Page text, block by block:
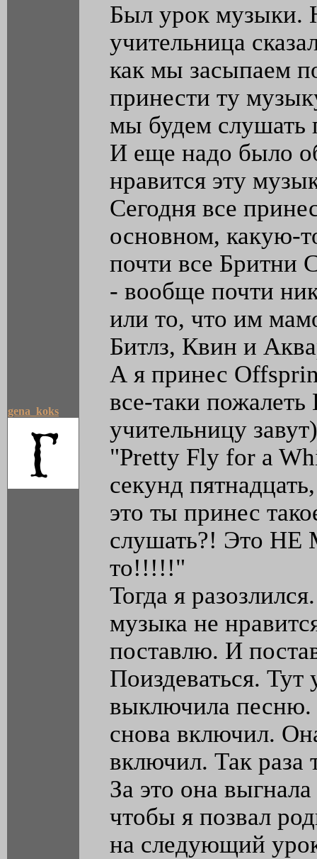
gena_koks
Был урок музыки.
учительница
как мы засыпаем
принести ту
мы будем слушать
И еще надо было
нравится эту
Сегодня все
основном, какую-
почти все Бритни
- вообще почти
или то, что им
Битлз, Квин и
А я принес
все-таки
учительницу
"Pretty Fly for a
секунд
это ты принес
слушать?! Это НЕ
то!!!!!"
Тогда я
музыка не
поставлю. И
Поиздеваться.
выключила песню.
снова включил.
включил. Так раза
За это она
чтобы я позвал
на следующий